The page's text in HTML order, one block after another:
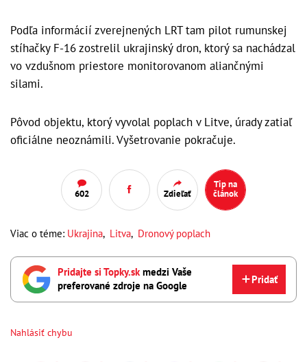
Podľa informácií zverejnených LRT tam pilot rumunskej
stíhačky F-16 zostrelil ukrajinský dron, ktorý sa nachádzal
vo vzdušnom priestore monitorovanom aliančnými
silami.
Pôvod objektu, ktorý vyvolal poplach v Litve, úrady zatiaľ
oficiálne neoznámili. Vyšetrovanie pokračuje.
602 Zdieľať
Tip na
článok
Viac o téme: Ukrajina, Litva, Dronový poplach
Pridajte si Topky.skmedzi Vaše
preferované zdroje na Google
Pridať
Nahlásiť chybu